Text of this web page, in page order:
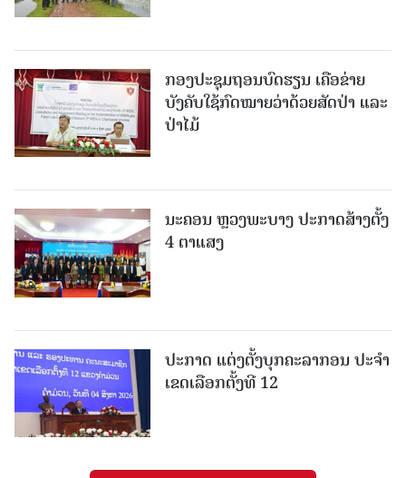
ກອງປະຊຸມຖອນບົດຮຽນ ເຄືອຂ່າຍ
ບັງຄັບໃຊ້ກົດໝາຍວ່າດ້ວຍສັດປ່າ ແລະ
ປ່າໄມ້
ນະຄອນ ຫຼວງພະບາງ ປະ​ກາດ​ສ້າງ​ຕັ້ງ
4 ຕາແສງ
ປະກາດ ແຕ່ງຕັ້ງບຸກຄະລາກອນ ປະຈໍາ
ເຂດເລືອກຕັ້ງທີ 12